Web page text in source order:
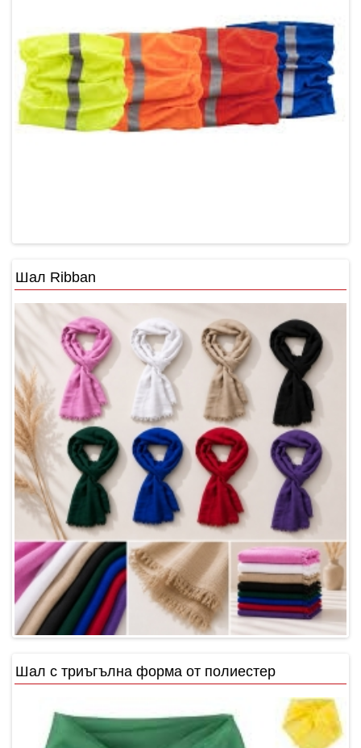
Шал Ribban
Шал с триъгълна форма от полиестер